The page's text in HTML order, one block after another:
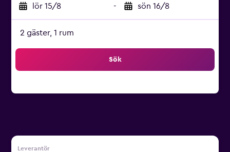
lör 15/8 - sön 16/8
2 gäster, 1 rum
Sök
Leverantör